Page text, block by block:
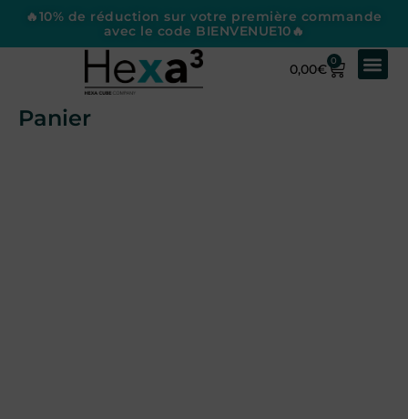
🔥10% de réduction sur votre première commande
avec le code BIENVENUE10🔥
0,00€
0
Panier